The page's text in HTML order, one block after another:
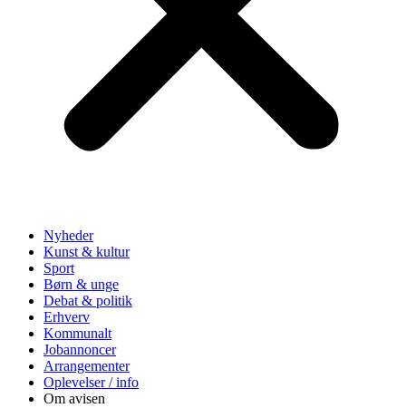
Nyheder
Kunst & kultur
Sport
Børn & unge
Debat & politik
Erhverv
Kommunalt
Jobannoncer
Arrangementer
Oplevelser / info
Om avisen